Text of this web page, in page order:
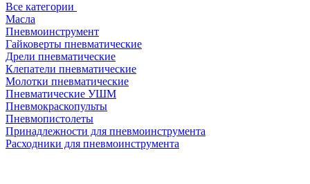
Все категории
Масла
Пневмоинструмент
Гайковерты пневматические
Дрели пневматические
Клепатели пневматические
Молотки пневматические
Пневматические УШМ
Пневмокраскопульты
Пневмопистолеты
Принадлежности для пневмоинструмента
Расходники для пневмоинструмента